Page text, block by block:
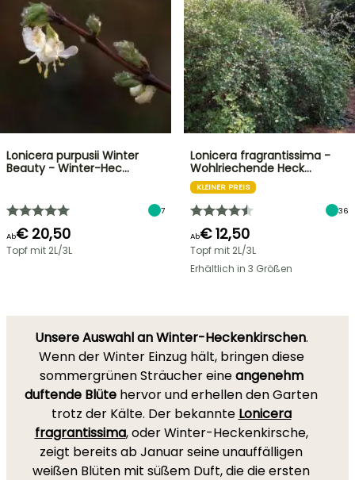
Lonicera purpusii Winter
Beauty - Winter-Hec…
7
Ab€ 20,50
Topf mit 2L/3L
Lonicera fragrantissima -
Wohlriechende Heck…
KLEINER PREIS
36
Ab€ 12,50
Topf mit 2L/3L
Erhältlich in 3 Größen
Unsere Auswahl an Winter-Heckenkirschen.
Wenn der Winter Einzug hält, bringen diese
sommergrünen Sträucher eineangenehm
duftende Blüte hervor und erhellen den Garten
trotz der Kälte. Der bekannte Lonicera
fragrantissima, oder Winter-Heckenkirsche,
zeigt bereits ab Januar seine unauffälligen
weißen Blüten mit süßem Duft, die die ersten